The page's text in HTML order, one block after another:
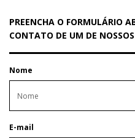
PREENCHA O FORMULÁRIO
CONTATO DE UM DE
Nome
E-mail